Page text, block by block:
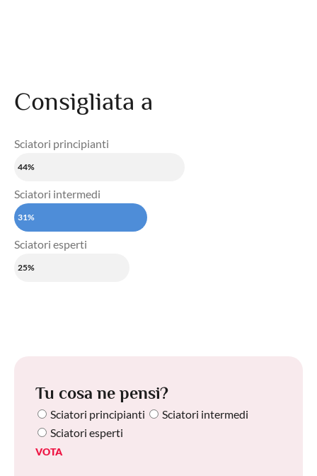
Consigliata a
Sciatori principianti
44%
Sciatori intermedi
31%
Sciatori esperti
25%
Tu cosa ne pensi?
Sciatori principianti
Sciatori intermedi
Sciatori esperti
VOTA